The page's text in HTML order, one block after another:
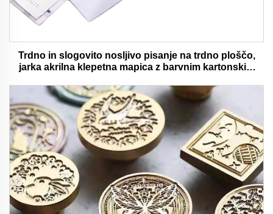
Trdno in slogovito nosljivo pisanje na trdno ploščo,
jarka akrilna klepetna mapica z barvnim kartonskim